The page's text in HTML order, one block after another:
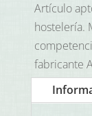
Artículo
hostelería.
fabricante